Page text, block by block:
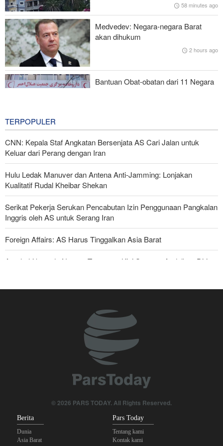
Mantan Menlu AS: Gedung Putih Trump Mirip Istana Saddam
Saat Kejatuhannya
Pakta Makkah Picu Perdebatan; Turki Disebut Jadi 'Tentara
Bayaran' Saudi
58 minutes ago
Medvedev: Negara-negara Barat
akan dihukum
2 hours ago
Bantuan Obat-obatan dari 11 Negara
TERPOPULER
CNN: Kepala Staf Angkatan Bersenjata AS Cari Jalan untuk
Keluar dari Perang dengan Iran
Hulu Ledak Manuver dan Antena Anti-Jamming: Lonjakan
Kualitatif Rudal Kheibar Shekan
Serikat Pekerja Serukan Pencabutan Izin Penggunaan Pangkalan
Inggris oleh AS untuk Serang Iran
Foreign Affairs: AS Harus Tinggalkan Asia Barat
Araghchi kepada Negara Tetangga: Kini Saatnya Andalkan Diri
Mengapa Seluruh Hubungan dengan Israel Harus Dihentikan?
Mengapa Lobi Zionis di Amerika Tidak Lagi Seefektif Dulu?
Legislator Irak: AS Sumber Utama Instabilitas di Kawasan
© 2026 PARS TODAY. All Rights Reserved.
Berita
Dunia
Asia Barat
Pars Today
Tentang kami
Kontak kami